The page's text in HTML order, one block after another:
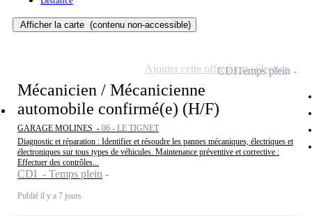
Afficher la carte (contenu non-accessible)
Mécanicien / Mécanicienne
automobile confirmé(e) (H/F)
GARAGE MOLINES - 06 - LE TIGNET
Diagnostic et réparation : Identifier et résoudre les pannes mécaniques, électriques et
électroniques sur tous types de véhicules. Maintenance préventive et corrective :
Effectuer des contrôles...
CDI - Temps plein
Publié il y a 7 jours
CDITemps plein
Ajouter cette offre à ma sélection